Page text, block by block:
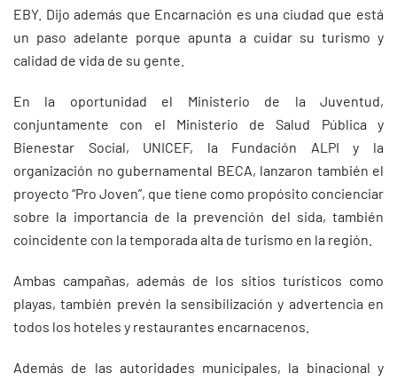
EBY. Dijo además que Encarnación es una ciudad que está
un paso adelante porque apunta a cuidar su turismo y
calidad de vida de su gente.
En la oportunidad el Ministerio de la Juventud,
conjuntamente con el Ministerio de Salud Pública y
Bienestar Social, UNICEF, la Fundación ALPI y la
organización no gubernamental BECA, lanzaron también el
proyecto “Pro Joven”, que tiene como propósito concienciar
sobre la importancia de la prevención del sida, también
coincidente con la temporada alta de turismo en la región.
Ambas campañas, además de los sitios turísticos como
playas, también prevén la sensibilización y advertencia en
todos los hoteles y restaurantes encarnacenos.
Además de las autoridades municipales, la binacional y